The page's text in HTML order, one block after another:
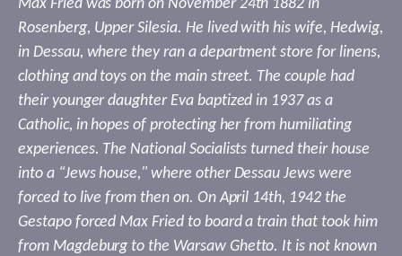
Max Fried was born on November 24th 1882 in
Rosenberg, Upper Silesia. He lived with his wife, Hedwig,
in Dessau, where they ran a department store for linens,
clothing and toys on the main street. The couple had
their younger daughter Eva baptized in 1937 as a
Catholic, in hopes of protecting her from humiliating
experiences. The National Socialists turned their house
into a “Jews house," where other Dessau Jews were
forced to live from then on. On April 14th, 1942 the
Gestapo forced Max Fried to board a train that took him
from Magdeburg to the Warsaw Ghetto. It is not known